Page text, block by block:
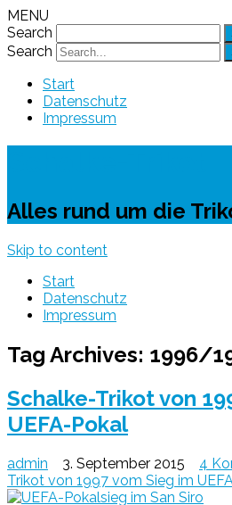
MENU
Search
Search
Start
Datenschutz
Impressum
Alles rund um die
Skip to content
Start
Datenschutz
Impressum
Tag Archives: 1996/
Schalke-Trikot von
UEFA-Pokal
admin 3. September 2015 4
Trikot von 1997 vom Sieg im